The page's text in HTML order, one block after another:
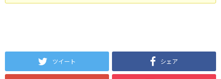
ツイート シェア